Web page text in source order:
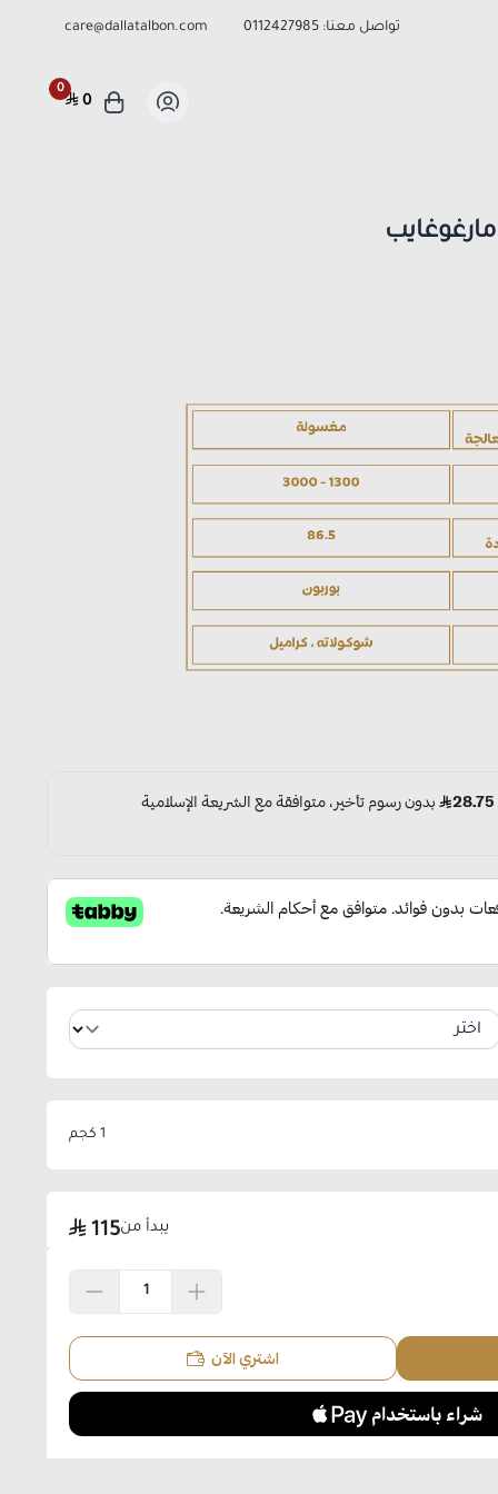
تواصل معنا: 0112427985
care@dallatalbon.com
0
0
1 كجم
يبدأ من115
اشتري الآن